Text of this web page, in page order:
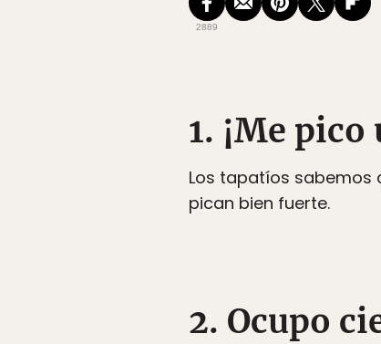
2889
1. ¡Me
Los tapatíos sabemos
pican bien fuerte.
2. Ocupo